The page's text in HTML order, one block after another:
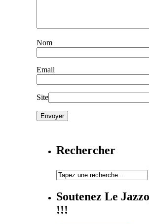
Nom
Email
Site
Rechercher
Soutenez Le
!!!